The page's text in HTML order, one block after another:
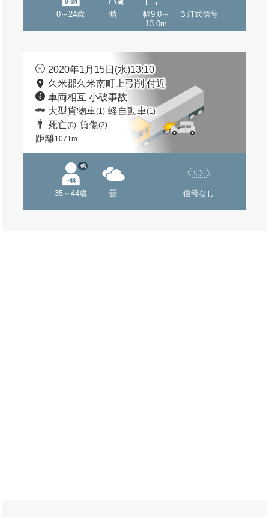
0～24歳 晴
幅9.0～
13.0m
３灯式信号
2020年1月15日(水)13:10
久米郡久米南町上弓削 付近
車両相互 小破事故
大型貨物車(1) 軽自動車(1)
死亡(0) 負傷(2)
距離1071m
35～44歳
他
曇 信号なし